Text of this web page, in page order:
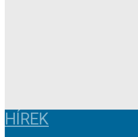
HÍREK